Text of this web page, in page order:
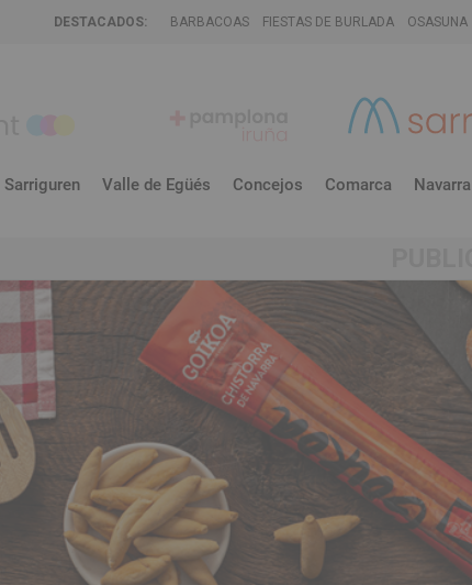
DESTACADOS: BARBACOAS FIESTAS DE BURLADA OSASUNA
Sarriguren Valle de Egüés Concejos Comarca Navarra